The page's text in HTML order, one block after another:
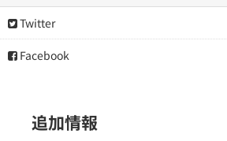
Twitter
Facebook
追加情報